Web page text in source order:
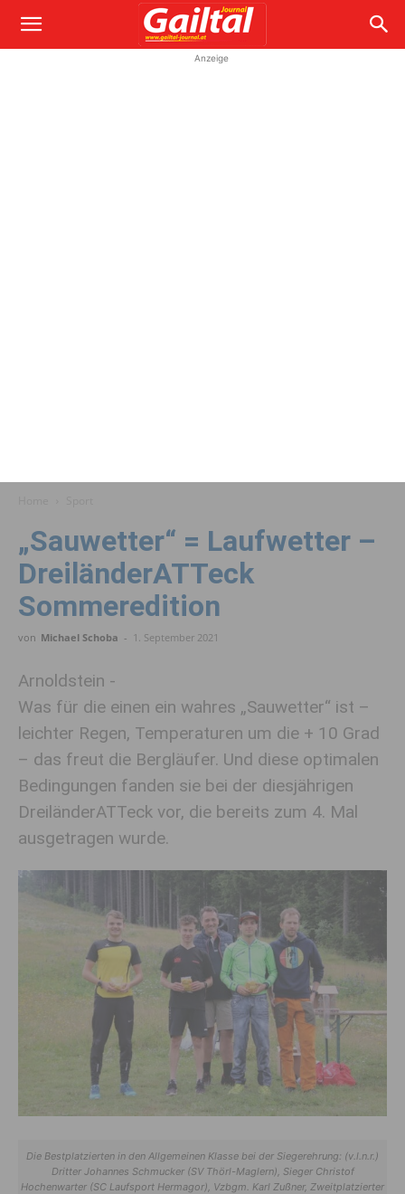
Anzeige
„Sauwetter“ = Laufwetter –
DreiländerATTeck
Sommeredition
von Michael Schoba - 1. September 2021
Arnoldstein -
Was für die einen ein wahres „Sauwetter“ ist –
leichter Regen, Temperaturen um die + 10 Grad
– das freut die Bergläufer. Und diese optimalen
Bedingungen fanden sie bei der diesjährigen
DreiländerATTeck vor, die bereits zum 4. Mal
ausgetragen wurde.
Die Bestplatzierten in den Allgemeinen Klasse bei der Siegerehrung: (v.l.n.r.)
Dritter Johannes Schmucker (SV Thörl-Maglern), Sieger Christof
Hochenwarter (SC Laufsport Hermagor), Vzbgm. Karl Zußner, Zweitplatzierter